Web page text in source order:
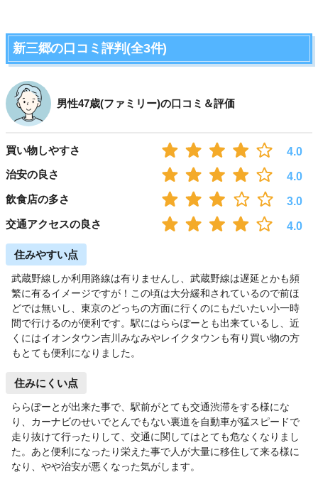
新三郷の口コミ評判(全3件)
男性47歳(ファミリー)の口コミ＆評価
買い物しやすさ
4.0
治安の良さ
4.0
飲食店の多さ
3.0
交通アクセスの良さ
4.0
住みやすい点
武蔵野線しか利用路線は有りませんし、武蔵野線は遅延とかも頻
繁に有るイメージですが！この頃は大分緩和されているので前ほ
どでは無いし、東京のどっちの方面に行くのにもだいたい小一時
間で行けるのが便利です。駅にはららぽーとも出来ているし、近
くにはイオンタウン吉川みなみやレイクタウンも有り買い物の方
もとても便利になりました。
住みにくい点
ららぽーとが出来た事で、駅前がとても交通渋滞をする様にな
り、カーナビのせいでとんでもない裏道を自動車が猛スピードで
走り抜けて行ったりして、交通に関してはとても危なくなりまし
た。あと便利になったり栄えた事で人が大量に移住して来る様に
なり、やや治安が悪くなった気がします。